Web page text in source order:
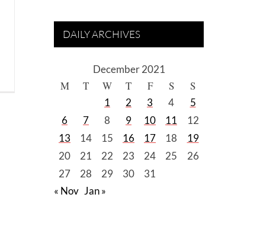
DAILY ARCHIVES
December 2021
M T W T F S S
1 2 3 4
5
6
7 8 9 10 11
12
13
14 15 16 17 18
19
20
21 22 23 24 25
26
27
28 29 30
31
« Nov Jan »